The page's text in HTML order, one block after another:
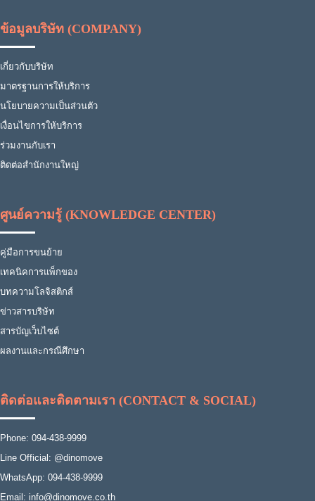
ข้อมูลบริษัท (COMPANY)
เกี่ยวกับบริษัท
มาตรฐานการให้บริการ
นโยบายความเป็นส่วนตัว
เงื่อนไขการให้บริการ
ร่วมงานกับเรา
ติดต่อสำนักงานใหญ่
ศูนย์ความรู้ (KNOWLEDGE CENTER)
คู่มือการขนย้าย
เทคนิคการแพ็กของ
บทความโลจิสติกส์
ข่าวสารบริษัท
สารบัญเว็บไซต์
ผลงานและกรณีศึกษา
ติดต่อและติดตามเรา (CONTACT & SOCIAL)
Phone: 094-438-9999
Line Official: @dinomove
WhatsApp: 094-438-9999
Email: info@dinomove.co.th